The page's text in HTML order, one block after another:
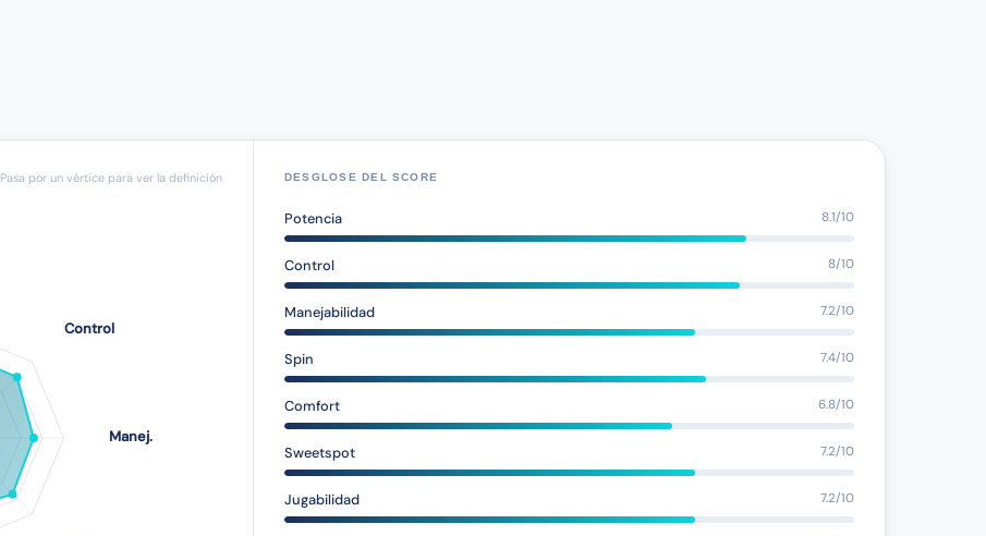
Pasa por un vértice para ver la definición DESGLOSE DEL SCORE
Potencia 8.1/10
Control 8/10
Manejabilidad 7.2/10
Spin 7.4/10
Comfort 6.8/10
Sweetspot 7.2/10
Jugabilidad 7.2/10